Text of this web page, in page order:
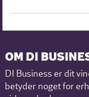
OM DI
DI Business er dit
betyder noget for